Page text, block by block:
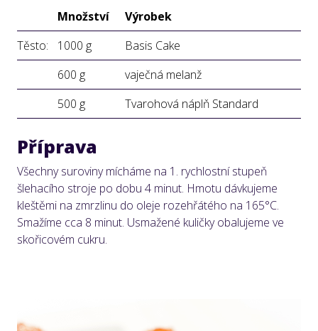
Množství
Výrobek
Těsto:
1000 g
Basis Cake
600 g
vaječná melanž
500 g
Tvarohová náplň Standard
Příprava
Všechny suroviny mícháme na 1. rychlostní stupeň
šlehacího stroje po dobu 4 minut. Hmotu dávkujeme
kleštěmi na zmrzlinu do oleje rozehřátého na 165°C.
Smažíme cca 8 minut. Usmažené kuličky obalujeme ve
skořicovém cukru.